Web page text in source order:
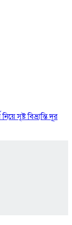
সৃষ্ট বিভ্রান্তি দূর